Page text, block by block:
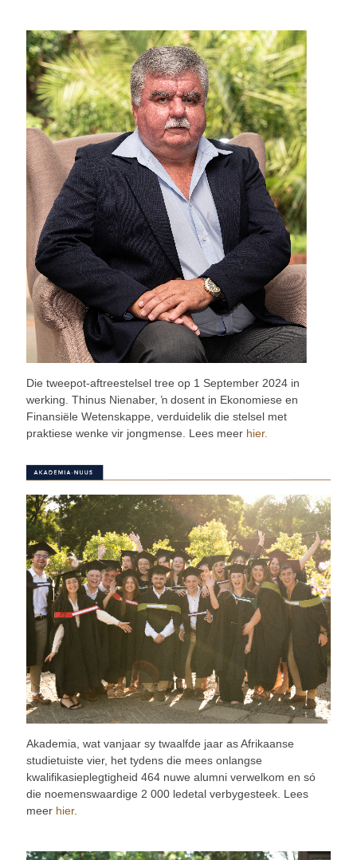
Die tweepot-aftreestelsel tree op 1 September 2024 in
werking. Thinus Nienaber, ŉ dosent in Ekonomiese en
Finansiële Wetenskappe, verduidelik die stelsel met
praktiese wenke vir jongmense. Lees meer hier.
Akademia, wat vanjaar sy twaalfde jaar as Afrikaanse
studietuiste vier, het tydens die mees onlangse
kwalifikasieplegtigheid 464 nuwe alumni verwelkom en só
die noemenswaardige 2 000 ledetal verbygesteek. Lees
meer hier.